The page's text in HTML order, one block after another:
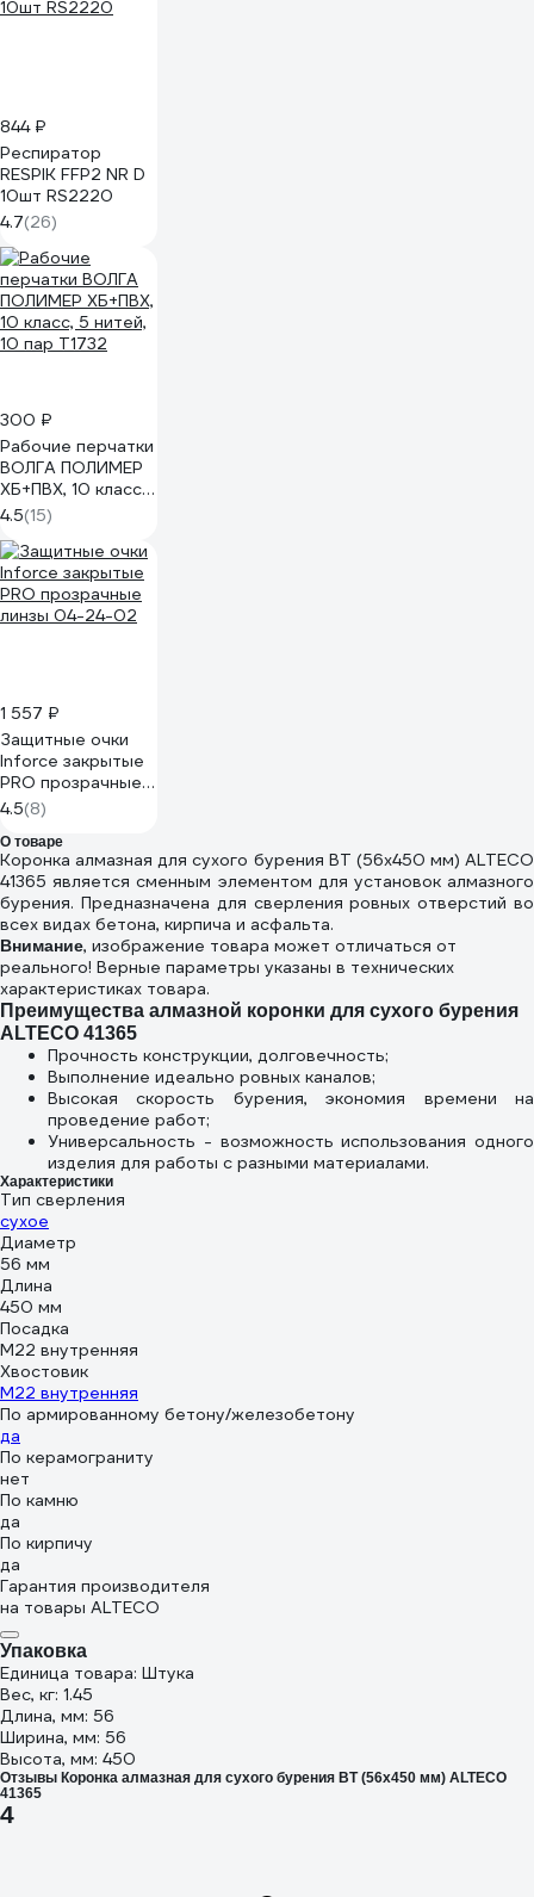
844 ₽
Респиратор
RESPIK FFP2 NR D
10шт RS2220
4.7(26)
300 ₽
Рабочие перчатки
ВОЛГА ПОЛИМЕР
ХБ+ПВХ, 10 класс,
5 нитей, 10 пар
Т1732
4.5(15)
1 557 ₽
Защитные очки
Inforce закрытые
PRO прозрачные
линзы 04-24-02
4.5(8)
О товаре
Коронка алмазная для сухого бурения BT (56х450 мм) ALTECO
41365 является сменным элементом для установок алмазного
бурения. Предназначена для сверления ровных отверстий во
всех видах бетона, кирпича и асфальта.
Внимание, изображение товара может отличаться от
реального! Верные параметры указаны в технических
характеристиках товара.
Преимущества алмазной коронки для сухого бурения
ALTECO 41365
Прочность конструкции, долговечность;
Выполнение идеально ровных каналов;
Высокая скорость бурения, экономия времени на
проведение работ;
Универсальность - возможность использования одного
изделия для работы с разными материалами.
Характеристики
Тип сверления
сухое
Диаметр
56 мм
Длина
450 мм
Посадка
М22 внутренняя
Хвостовик
М22 внутренняя
По армированному бетону/железобетону
да
По керамограниту
нет
По камню
да
По кирпичу
да
Гарантия производителя
на товары ALTECO
Упаковка
Единица товара: Штука
Вес, кг: 1.45
Длина, мм: 56
Ширина, мм: 56
Высота, мм: 450
Отзывы Коронка алмазная для сухого бурения BT (56х450 мм) ALTECO
41365
4